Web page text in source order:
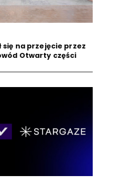
się na przejęcie przez
Otwarty części